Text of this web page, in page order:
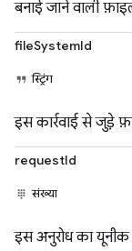
बनाई जाने वाली
fileSystemId
स्ट्रिंग
इस कार्रवाई से जुड़े
requestId
संख्या
इस अनुरोध का